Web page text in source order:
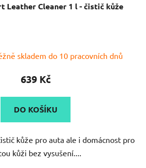
Leather Cleaner 1 l - čistič kůže
skladem do 10 pracovních dnů
639 Kč
DO KOŠÍKU
kůže pro auta ale i domácnost pro
kůži bez vysušení....